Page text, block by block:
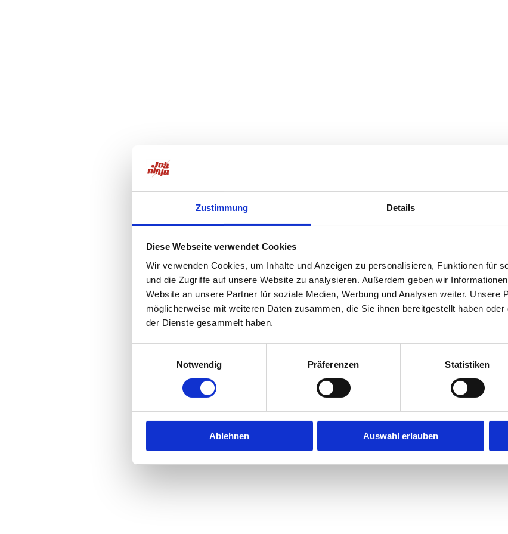
Zustimmung Details
Diese Webseite verwendet Cookies
Wir verwenden Cookies, um Inhalte und Anzeigen zu personalisieren, Funktionen für
und die Zugriffe auf unsere Website zu analysieren. Außerdem geben wir
Website an unsere Partner für soziale Medien, Werbung und Analysen weiter. Unsere
möglicherweise mit weiteren Daten zusammen, die Sie ihnen bereitgestellt haben
der Dienste gesammelt haben.
Notwendig
Präferenzen Statistiken
Ablehnen Auswahl erlauben
Application error: aclient-side exception has occurred while loadingjobninja.com(see the